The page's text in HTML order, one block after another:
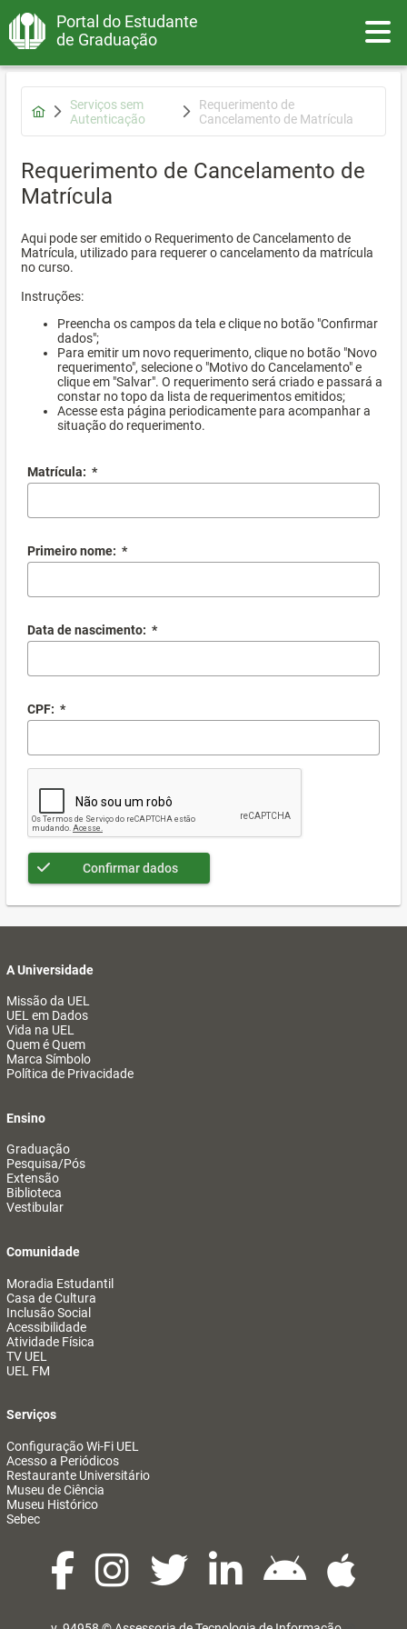
Portal do Estudante
de Graduação
Serviços sem
Autenticação
Requerimento de
Cancelamento de Matrícula
Requerimento de Cancelamento de
Matrícula
Aqui pode ser emitido o Requerimento de Cancelamento de
Matrícula, utilizado para requerer o cancelamento da matrícula
no curso.
Instruções:
Preencha os campos da tela e clique no botão "Confirmar
dados";
Para emitir um novo requerimento, clique no botão "Novo
requerimento", selecione o "Motivo do Cancelamento" e
clique em "Salvar". O requerimento será criado e passará a
constar no topo da lista de requerimentos emitidos;
Acesse esta página periodicamente para acompanhar a
situação do requerimento.
Matrícula: *
Primeiro nome: *
Data de nascimento: *
CPF: *
Confirmar dados
A Universidade
Missão da UEL
UEL em Dados
Vida na UEL
Quem é Quem
Marca Símbolo
Política de Privacidade
Ensino
Graduação
Pesquisa/Pós
Extensão
Biblioteca
Vestibular
Comunidade
Moradia Estudantil
Casa de Cultura
Inclusão Social
Acessibilidade
Atividade Física
TV UEL
UEL FM
Serviços
Configuração Wi-Fi UEL
Acesso a Periódicos
Restaurante Universitário
Museu de Ciência
Museu Histórico
Sebec